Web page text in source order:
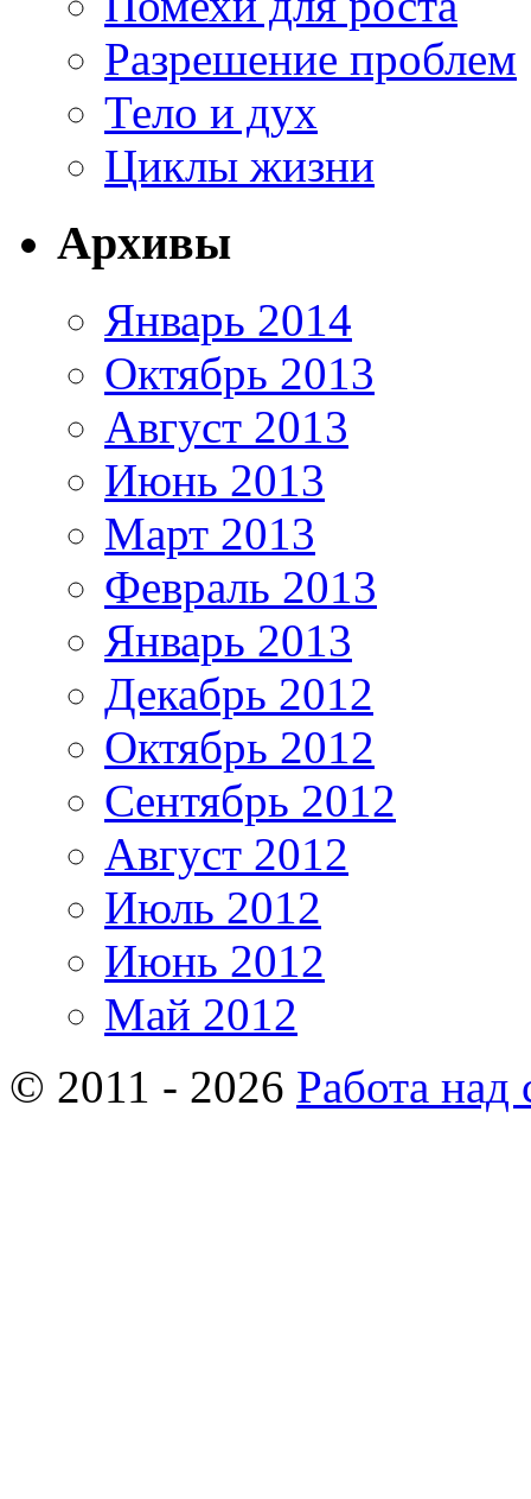
Разрешение проблем
Тело и дух
Циклы жизни
Архивы
Январь 2014
Октябрь 2013
Август 2013
Июнь 2013
Март 2013
Февраль 2013
Январь 2013
Декабрь 2012
Октябрь 2012
Сентябрь 2012
Август 2012
Июль 2012
Июнь 2012
Май 2012
© 2011 - 2026 Работа над